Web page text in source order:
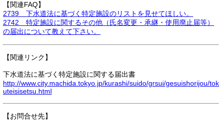
【関連FAQ】
2739 下水道法に基づく特定施設のリストを見せてほしい。
2742 特定施設に関するその他（氏名変更・承継・使用廃止届等）
の届出について教えて下さい。
【関連リンク】
下水道法に基づく特定施設に関する届出書
http://www.city.machida.tokyo.jp/kurashi/suido/grsui/gesuishorijou/tok
uteisisetsu.html
【お問合せ先】